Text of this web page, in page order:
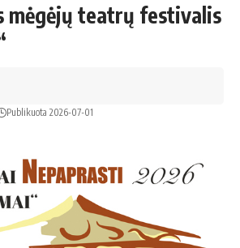
mėgėjų teatrų festivalis
Publikuota 2026-07-01